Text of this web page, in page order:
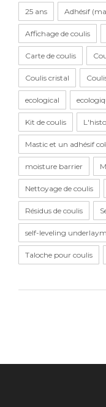
25 ans Adhésif
Affichage de coulis
Carte de coulis
Coulis cristal
ecological
Kit de coulis
Mastic et un adhésif
moisture barrier
Nettoyage de coulis
Résidus de coulis
self-leveling
Taloche pour coulis